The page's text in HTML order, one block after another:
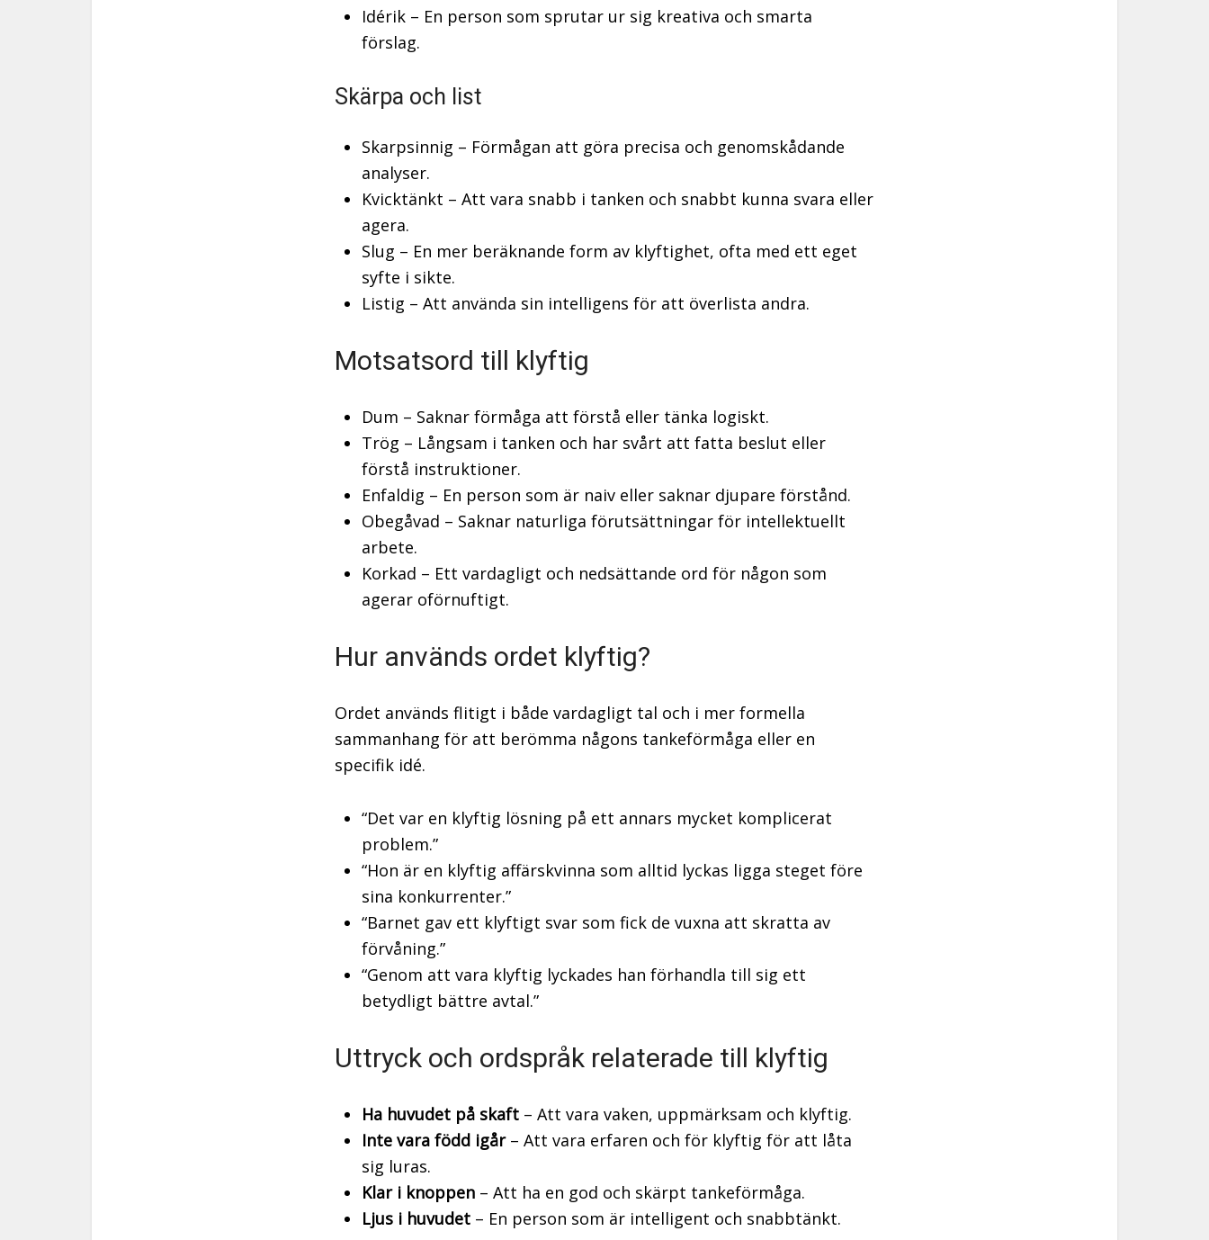
Idérik – En person som sprutar ur sig kreativa och smarta
förslag.
Skärpa och list
Skarpsinnig – Förmågan att göra precisa och genomskådande
analyser.
Kvicktänkt – Att vara snabb i tanken och snabbt kunna svara eller
agera.
Slug – En mer beräknande form av klyftighet, ofta med ett eget
syfte i sikte.
Listig – Att använda sin intelligens för att överlista andra.
Motsatsord till klyftig
Dum – Saknar förmåga att förstå eller tänka logiskt.
Trög – Långsam i tanken och har svårt att fatta beslut eller
förstå instruktioner.
Enfaldig – En person som är naiv eller saknar djupare förstånd.
Obegåvad – Saknar naturliga förutsättningar för intellektuellt
arbete.
Korkad – Ett vardagligt och nedsättande ord för någon som
agerar oförnuftigt.
Hur används ordet klyftig?
Ordet används flitigt i både vardagligt tal och i mer formella
sammanhang för att berömma någons tankeförmåga eller en
specifik idé.
“Det var en klyftig lösning på ett annars mycket komplicerat
problem.”
“Hon är en klyftig affärskvinna som alltid lyckas ligga steget före
sina konkurrenter.”
“Barnet gav ett klyftigt svar som fick de vuxna att skratta av
förvåning.”
“Genom att vara klyftig lyckades han förhandla till sig ett
betydligt bättre avtal.”
Uttryck och ordspråk relaterade till klyftig
Ha huvudet på skaft – Att vara vaken, uppmärksam och klyftig.
Inte vara född igår– Att vara erfaren och för klyftig för att låta
sig luras.
Klar i knoppen – Att ha en god och skärpt tankeförmåga.
Ljus i huvudet – En person som är intelligent och snabbtänkt.